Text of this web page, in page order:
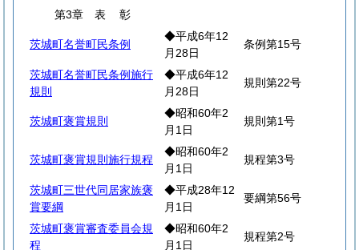
第3章 表彰
茨城町名誉町民条例
◆平成6年12
月28日
条例第15号
茨城町名誉町民条例施行
規則
◆平成6年12
月28日
規則第22号
茨城町褒賞規則
◆昭和60年2
月1日
規則第1号
茨城町褒賞規則施行規程
◆昭和60年2
月1日
規程第3号
茨城町三世代同居家族褒
賞要綱
◆平成28年12
月1日
要綱第56号
茨城町褒賞審査委員会規
程
◆昭和60年2
月1日
規程第2号